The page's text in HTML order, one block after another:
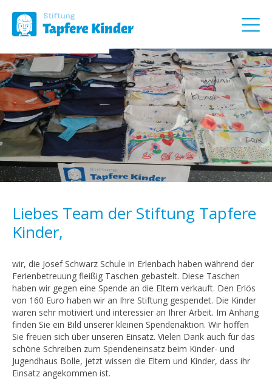
Liebes Team der Stiftung Tapfere
Kinder,
wir, die Josef Schwarz Schule in Erlenbach haben während der
Ferienbetreuung fleißig Taschen gebastelt. Diese Taschen
haben wir gegen eine Spende an die Eltern verkauft. Den Erlös
von 160 Euro haben wir an Ihre Stiftung gespendet. Die Kinder
waren sehr motiviert und interessier an Ihrer Arbeit. Im Anhang
finden Sie ein Bild unserer kleinen Spendenaktion. Wir hoffen
Sie freuen sich über unseren Einsatz. Vielen Dank auch für das
schöne Schreiben zum Spendeneinsatz beim Kinder- und
Jugendhaus Bolle, jetzt wissen die Eltern und Kinder, dass ihr
Einsatz angekommen ist.